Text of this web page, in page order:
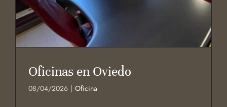
Oficinas en Oviedo
08/04/2026 | Oficina